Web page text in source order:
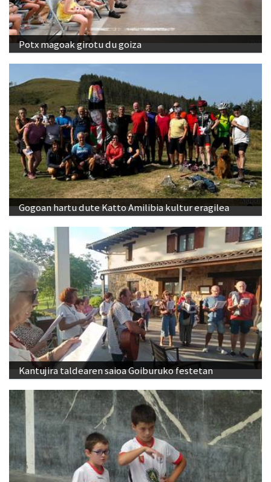
Potx magoak girotu du goiza
Gogoan hartu dute Katto Amilibia kultur eragilea
Kantujira taldearen saioa Goiburuko festetan